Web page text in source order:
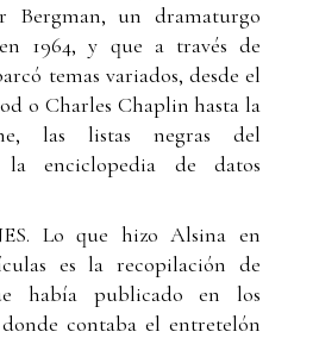
Bergman, un dramaturgo
1964, y que a través de
temas variados, desde el
o Charles Chaplin hasta la
las listas negras del
la enciclopedia de datos
Lo que hizo Alsina en
es la recopilación de
había publicado en los
contaba el entretelón